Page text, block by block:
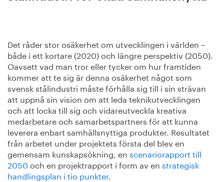
Vi tycker
Publicerat
Bildbank
Om oss
Det råder stor osäkerhet om utvecklingen i världen –
både i ett kortare (2020) och längre perspektiv (2050).
Oavsett vad man tror eller tycker om hur framtiden
kommer att te sig är denna osäkerhet något som
svensk stålindustri måste förhålla sig till i sin strävan
att uppnå sin vision om att leda teknikutvecklingen
och att locka till sig och vidareutveckla kreativa
medarbetare och samarbetspartners för att kunna
leverera enbart samhällsnyttiga produkter. Resultatet
från arbetet under projektets första del blev en
gemensam kunskapsökning, en scenariorapport till
2050 och en projektrapport i form av en strategisk
handlingsplan i tio punkter.